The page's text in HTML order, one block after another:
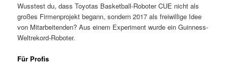
Wusstest du, dass Toyotas Basketball-Roboter CUE nicht als
großes Firmenprojekt begann, sondern 2017 als freiwillige Idee
von Mitarbeitenden? Aus einem Experiment wurde ein Guinness-
Weltrekord-Roboter.
Für Profis